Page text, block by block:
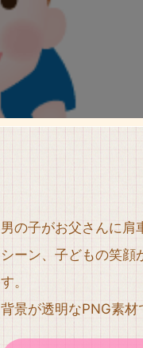
男の子がお父さんに肩
シーン、子どもの笑顔
す。
背景が透明なPNG素材